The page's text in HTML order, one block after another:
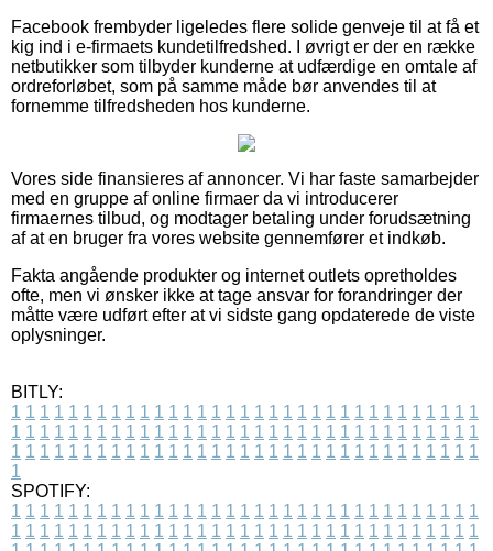
Facebook frembyder ligeledes flere solide genveje til at få et
kig ind i e-firmaets kundetilfredshed. I øvrigt er der en række
netbutikker som tilbyder kunderne at udfærdige en omtale af
ordreforløbet, som på samme måde bør anvendes til at
fornemme tilfredsheden hos kunderne.
Vores side finansieres af annoncer. Vi har faste samarbejder
med en gruppe af online firmaer da vi introducerer
firmaernes tilbud, og modtager betaling under forudsætning
af at en bruger fra vores website gennemfører et indkøb.
Fakta angående produkter og internet outlets opretholdes
ofte, men vi ønsker ikke at tage ansvar for forandringer der
måtte være udført efter at vi sidste gang opdaterede de viste
oplysninger.
BITLY:
1 1 1 1 1 1 1 1 1 1 1 1 1 1 1 1 1 1 1 1 1 1 1 1 1 1 1 1 1 1 1 1 1
1 1 1 1 1 1 1 1 1 1 1 1 1 1 1 1 1 1 1 1 1 1 1 1 1 1 1 1 1 1 1 1 1
1 1 1 1 1 1 1 1 1 1 1 1 1 1 1 1 1 1 1 1 1 1 1 1 1 1 1 1 1 1 1 1 1
1
SPOTIFY:
1 1 1 1 1 1 1 1 1 1 1 1 1 1 1 1 1 1 1 1 1 1 1 1 1 1 1 1 1 1 1 1 1
1 1 1 1 1 1 1 1 1 1 1 1 1 1 1 1 1 1 1 1 1 1 1 1 1 1 1 1 1 1 1 1 1